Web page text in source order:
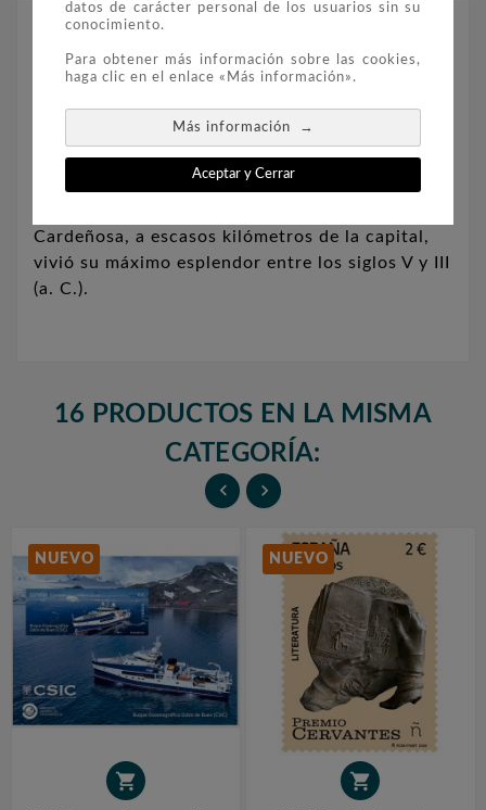
datos de carácter personal de los usuarios sin su
conocimiento.
Para obtener más información sobre las cookies,
haga clic en el enlace «Más información».
Más información →
Aceptar y Cerrar
El de las Cogotas es uno de los grandes castros
vetones de la provincia de Ávila, que destaca
por la importancia y cantidad de yacimientos de
la Edad del Hierro en su territorio y que son
muestras muy significativas de la cultura
prerromana. Este poblado celta y su necrópolis,
que se ubican en el cerro de las Cogotas, junto
Cardeñosa, a escasos kilómetros de la capital,
vivió su máximo esplendor entre los siglos V y III
(a. C.).
16 PRODUCTOS EN LA MISMA
CATEGORÍA:
 
NUEVO

NUEVO
